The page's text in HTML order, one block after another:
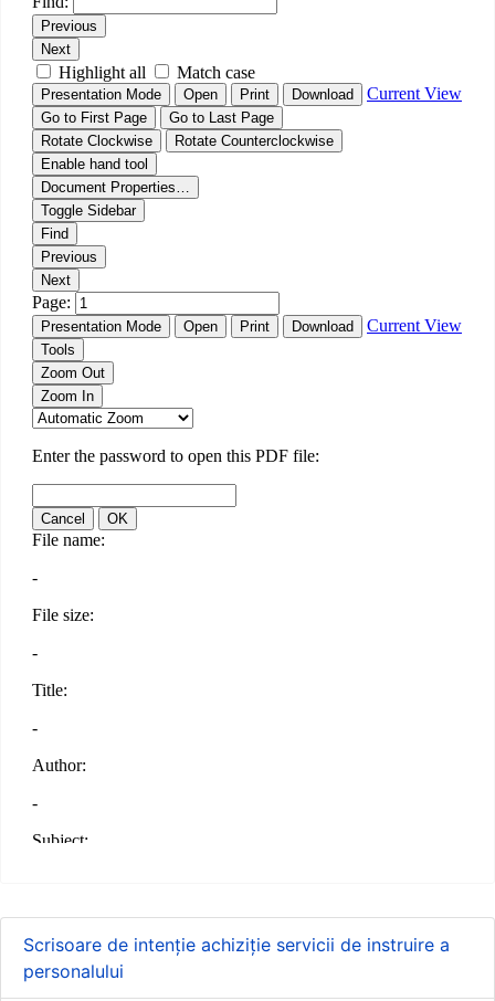
Scrisoare de intenție achiziție servicii de instruire a
personalului